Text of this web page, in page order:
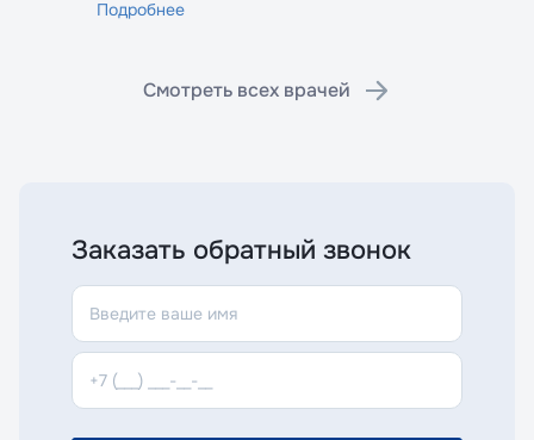
Подробнее
Смотреть всех врачей
Заказать обратный звонок